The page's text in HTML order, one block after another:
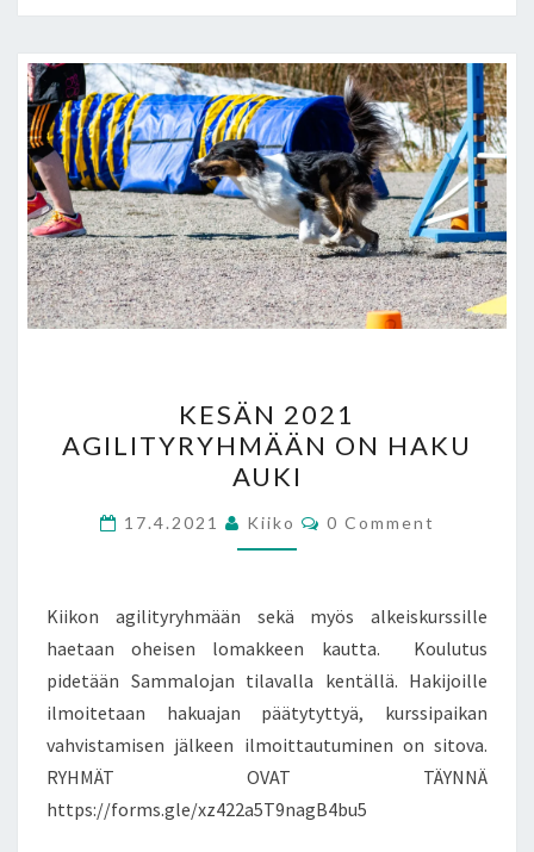
2021
AGILITYRYHMÄÄN
ON
HAKU
AUKI
KESÄN 2021
AGILITYRYHMÄÄN ON HAKU
AUKI
17.4.2021 Kiiko Comments
0 Comment
Kiikon agilityryhmään sekä myös alkeiskurssille
haetaan oheisen lomakkeen kautta. Koulutus
pidetään Sammalojan tilavalla kentällä. Hakijoille
ilmoitetaan hakuajan päätytyttyä, kurssipaikan
vahvistamisen jälkeen ilmoittautuminen on sitova.
RYHMÄT OVAT TÄYNNÄ
https://forms.gle/xz422a5T9nagB4bu5